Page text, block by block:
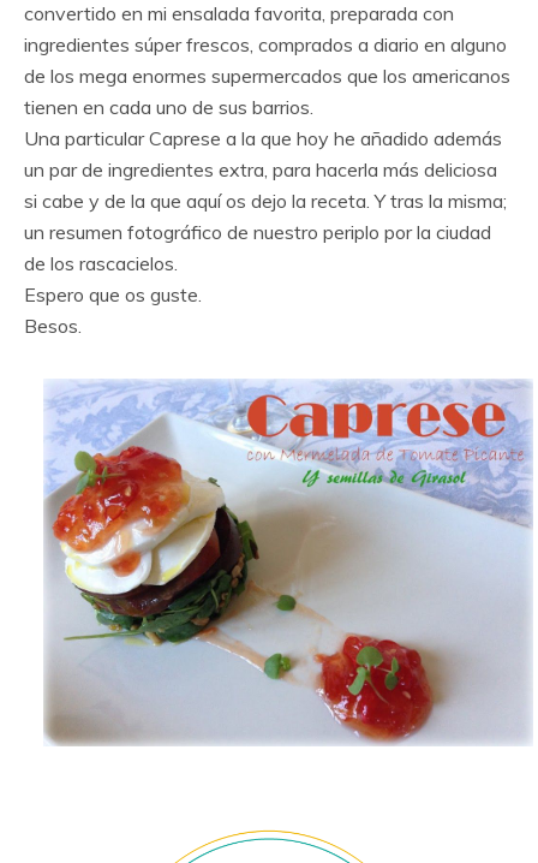
convertido en mi ensalada favorita, preparada con
ingredientes súper frescos, comprados a diario en alguno
de los mega enormes supermercados que los americanos
tienen en cada uno de sus barrios.
Una particular Caprese a la que hoy he añadido además
un par de ingredientes extra, para hacerla más deliciosa
si cabe y de la que aquí os dejo la receta. Y tras la misma;
un resumen fotográfico de nuestro periplo por la ciudad
de los rascacielos.
Espero que os guste.
Besos.